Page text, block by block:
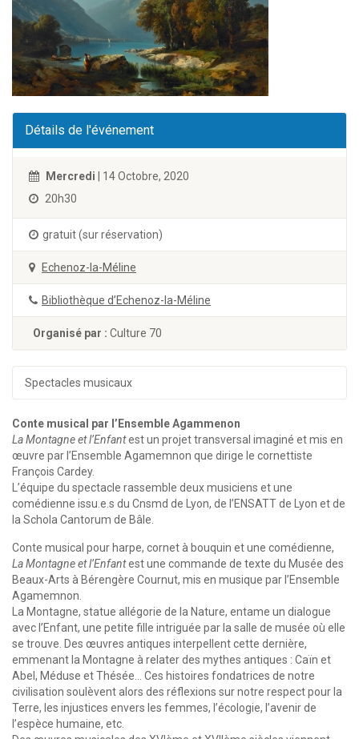
Détails de l'événement
Mercredi | 14 Octobre, 2020
20h30
gratuit (sur réservation)
Echenoz-la-Méline
Bibliothèque d’Echenoz-la-Méline
Organisé par : Culture 70
Spectacles musicaux
Conte musical par l’Ensemble Agammenon
La Montagne et l’Enfantest un projet transversal imaginé et mis en
œuvre par l’Ensemble Agamemnon que dirige le cornettiste
François Cardey.
L’équipe du spectacle rassemble deux musiciens et une
comédienne issu.e.s du Cnsmd de Lyon, de l’ENSATT de Lyon et de
la Schola Cantorum de Bâle.
Conte musical pour harpe, cornet à bouquin et une comédienne,
La Montagne et l’Enfantest une commande de texte du Musée des
Beaux-Arts à Bérengère Cournut, mis en musique par l’Ensemble
Agamemnon.
La Montagne, statue allégorie de la Nature, entame un dialogue
avec l’Enfant, une petite fille intriguée par la salle de musée où elle
se trouve. Des œuvres antiques interpellent cette dernière,
emmenant la Montagne à relater des mythes antiques : Caïn et
Abel, Méduse et Thésée… Ces histoires fondatrices de notre
civilisation soulèvent alors des réflexions sur notre respect pour la
Terre, les injustices envers les femmes, l’écologie, l’avenir de
l’espèce humaine, etc.